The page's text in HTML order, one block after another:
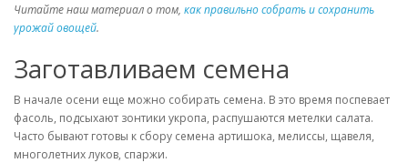
Читайте наш материал о том, как правильно собрать и сохранить
урожай овощей.
Заготавливаем семена
В начале осени еще можно собирать семена. В это время поспевает
фасоль, подсыхают зонтики укропа, распушаются метелки салата.
Часто бывают готовы к сбору семена артишока, мелиссы, щавеля,
многолетних луков, спаржи.